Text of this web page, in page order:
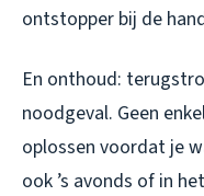
ontstopper bij de
En onthoud:
noodgeval. Geen
oplossen voordat je
ook ’s avonds of in